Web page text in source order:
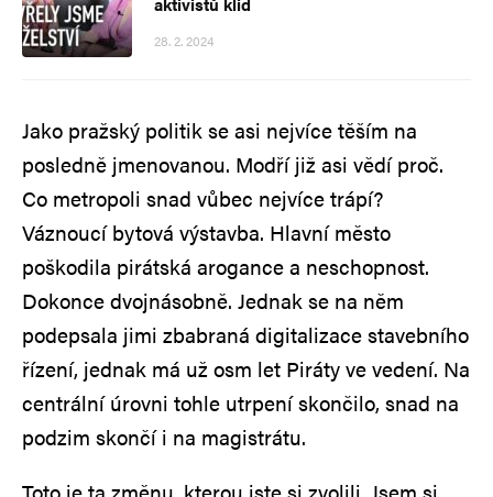
28. 2. 2024
Jako pražský politik se asi nejvíce těším na
posledně jmenovanou. Modří již asi vědí proč.
Co metropoli snad vůbec nejvíce trápí?
Váznoucí bytová výstavba. Hlavní město
poškodila pirátská arogance a neschopnost.
Dokonce dvojnásobně. Jednak se na něm
podepsala jimi zbabraná digitalizace stavebního
řízení, jednak má už osm let Piráty ve vedení. Na
centrální úrovni tohle utrpení skončilo, snad na
podzim skončí i na magistrátu.